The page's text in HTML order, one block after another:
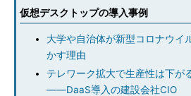
仮想デスクトップの導入事例
大学や自治体が新型コロナウイ
かす理由
テレワーク拡大で生産性は下が
――DaaS導入の建設会社CIO